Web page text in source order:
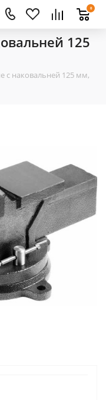
0
125
с наковальней 125 мм,